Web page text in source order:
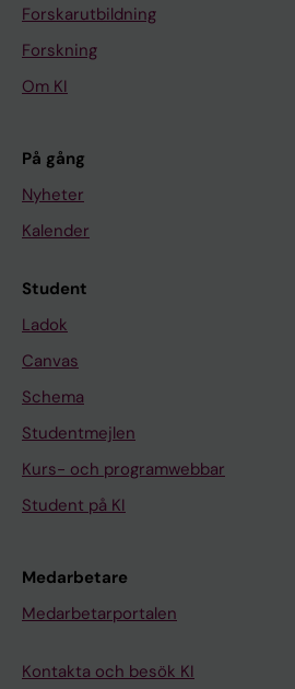
Forskarutbildning
Forskning
Om KI
På gång
Nyheter
Kalender
Student
Ladok
Canvas
Schema
Studentmejlen
Kurs- och programwebbar
Student på KI
Medarbetare
Medarbetarportalen
Kontakta och besök KI